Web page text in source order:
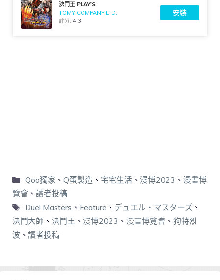
決鬥王 PLAY'S
TOMY COMPANY,LTD.
評分:4.3
安裝
Qoo獨家 、 Q蛋製造 、 宅宅生活、 漫博2023 、 漫畫博
覽會 、 讀者投稿
Duel Masters 、 Feature 、 デュエル・マスターズ 、
決鬥大師 、 決鬥王 、 漫博2023 、 漫畫博覽會 、 狗特烈
波 、 讀者投稿